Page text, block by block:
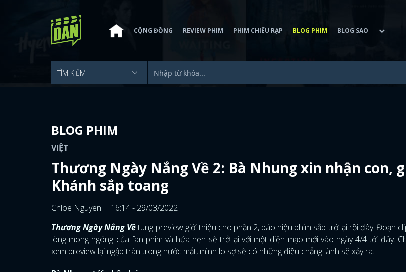
CỘNG ĐỒNG REVIEW PHIM PHIM CHIẾU RẠP BLOG PHIM BLOG SAO
BLOG PHIM
VIỆT
Thương Ngày Nắng Về 2: Bà Nhung xin nhận con,
Khánh sắp toang
Chloe Nguyen
16:14 - 29/03/2022
Thương Ngày Nắng Vềtung preview giới thiệu cho phần 2, báo hiệu phim sắp trở lại rồi đây. Đoạn
lòng mong ngóng của fan phim và hứa hẹn sẽ trở lại với một diện mạo mới vào ngày 4/4 tới đây.
xem preview lại ngập tràn trong nước mắt, mình lo sợ sẽ có những điều chẳng lành sẽ xảy ra.